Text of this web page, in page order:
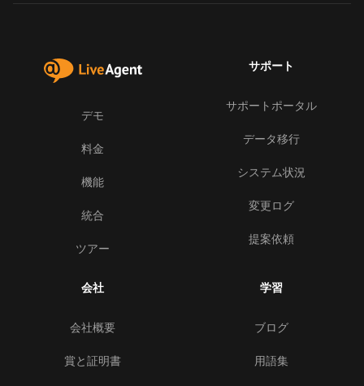
デモ
料金
機能
統合
ツアー
サポート
サポートポータル
データ移行
システム状況
変更ログ
提案依頼
会社
会社概要
賞と証明書
学習
ブログ
用語集